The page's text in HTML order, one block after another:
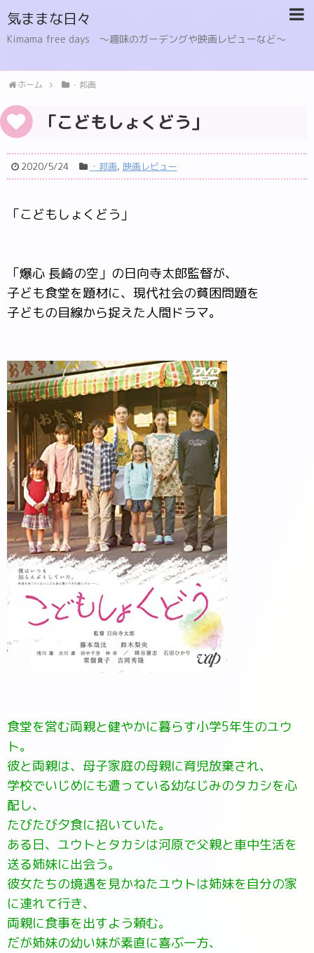
気ままな日々
Kimama free days 〜趣味のガーデングや映画レビューなど〜
ホーム ・邦画
「こどもしょくどう」
2020/5/24 ・邦画, 映画レビュー
「こどもしょくどう」
「爆心 長崎の空」の日向寺太郎監督が、
子ども食堂を題材に、現代社会の貧困問題を
子どもの目線から捉えた人間ドラマ。
食堂を営む両親と健やかに暮らす小学5年生のユウ
ト。
彼と両親は、母子家庭の母親に育児放棄され、
学校でいじめにも遭っている幼なじみのタカシを心
配し、
たびたび夕食に招いていた。
ある日、ユウトとタカシは河原で父親と車中生活を
送る姉妹に出会う。
彼女たちの境遇を見かねたユウトは姉妹を自分の家
に連れて行き、
両親に食事を出すよう頼む。
だが姉妹の幼い妹が素直に喜ぶ一方、